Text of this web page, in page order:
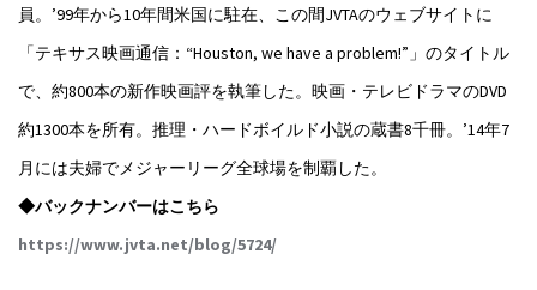
員。’99年から10年間米国に駐在、この間JVTAのウェブサイトに
「テキサス映画通信：“Houston, we have a problem!”」のタイトル
で、約800本の新作映画評を執筆した。映画・テレビドラマのDVD
約1300本を所有。推理・ハードボイルド小説の蔵書8千冊。’14年7
月には夫婦でメジャーリーグ全球場を制覇した。
◆バックナンバーはこちら
https://www.jvta.net/blog/5724/